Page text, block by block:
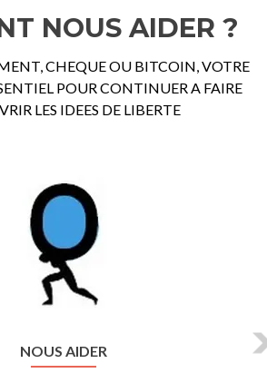
NOUS AIDER ?
CHEQUE OU BITCOIN, VOTRE
POUR CONTINUER A FAIRE
LES IDEES DE LIBERTE
NOUS AIDER